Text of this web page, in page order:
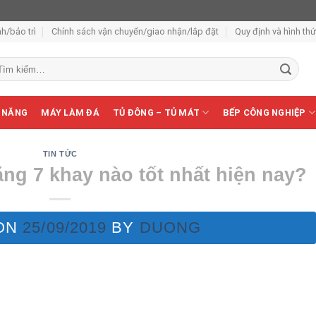
bảo trì Chính sách vận chuyển/giao nhận/lắp đặt Quy định và hình
MÁY LÀM ĐÁ TỦ ĐÔNG – TỦ MÁT BẾP CÔNG NGHIỆP
TIN TỨC
7 khay nào tốt nhất hiện nay?
25/09/2019 BY DUONG